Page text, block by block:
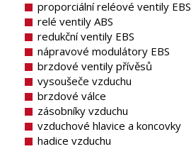
proporciální reléové ventily EBS
relé ventily ABS
redukční ventily EBS
nápravové modulátory EBS
brzdové ventily přívěsů
vysoušeče vzduchu
brzdové válce
zásobníky vzduchu
vzduchové hlavice a koncovky
hadice vzduchu